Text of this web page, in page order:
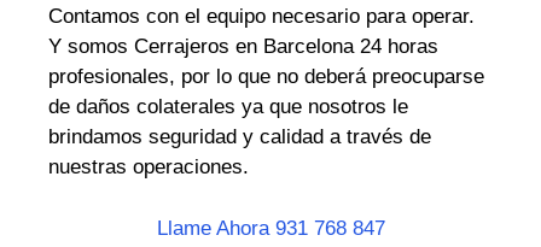
Contamos con el equipo necesario para operar.
Y somos Cerrajeros en Barcelona 24 horas
profesionales, por lo que no deberá preocuparse
de daños colaterales ya que nosotros le
brindamos seguridad y calidad a través de
nuestras operaciones.
Llame Ahora 931 768 847